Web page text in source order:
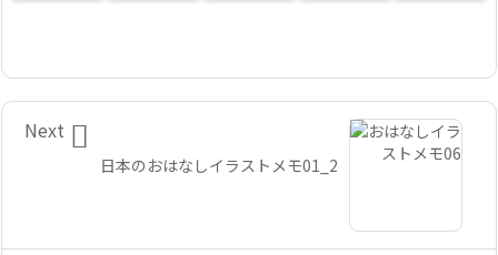
日本のおはなしイラストメモ01_2

Next